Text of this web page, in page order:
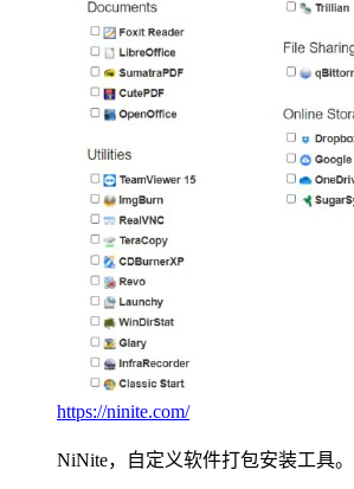
https://ninite.com/
NiNite，自定义软件打包安装工具。